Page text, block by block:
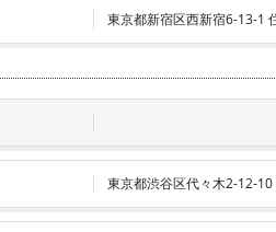
東京都新宿区西新宿6-13-1
東京都渋谷区代々木2-12-